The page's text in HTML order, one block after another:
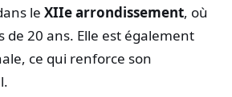
le XIIe arrondissement, où
de 20 ans. Elle est également
ce qui renforce son